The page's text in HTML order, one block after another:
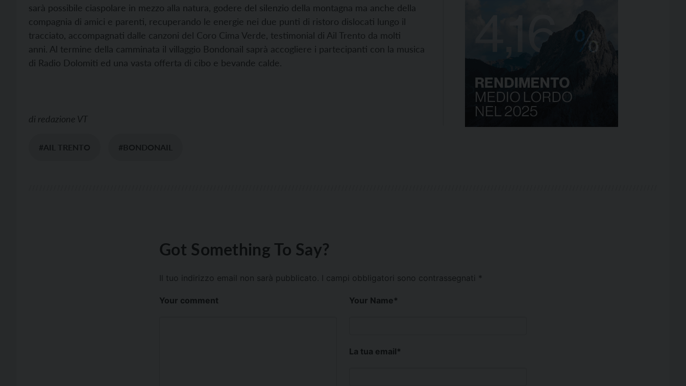
sarà possibile ciaspolare in mezzo alla natura, godere del silenzio della montagna ma anche della
compagnia di amici e parenti, recuperando le energie nei due punti di ristoro dislocati lungo il
tracciato, accompagnati dalle canzoni del Coro Cima Verde, testimonial di Ail Trento da molti
anni. Al termine della camminata il villaggio Bondonail saprà accogliere i partecipanti con la musica
di Radio Dolomiti ed una vasta offerta di cibo e bevande calde.
di redazione VT
#AIL TRENTO #BONDONAIL
Got Something To Say?
Il tuo indirizzo email non sarà pubblicato. I campi obbligatori sono contrassegnati *
Your comment Your Name*
La tua email*